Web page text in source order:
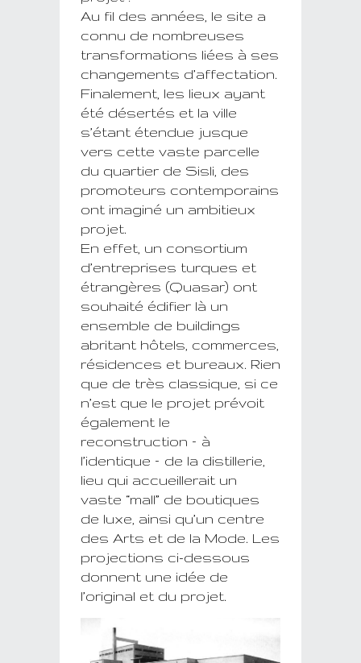
Au fil des années, le site a
connu de nombreuses
transformations liées à ses
changements d’affectation.
Finalement, les lieux ayant
été désertés et la ville
s’étant étendue jusque
vers cette vaste parcelle
du quartier de Sisli, des
promoteurs contemporains
ont imaginé un ambitieux
projet.
En effet, un consortium
d’entreprises turques et
étrangères (Quasar) ont
souhaité édifier là un
ensemble de buildings
abritant hôtels, commerces,
résidences et bureaux. Rien
que de très classique, si ce
n’est que le projet prévoit
également le
reconstruction – à
l’identique – de la distillerie,
lieu qui accueillerait un
vaste “mall” de boutiques
de luxe, ainsi qu’un centre
des Arts et de la Mode. Les
projections ci-dessous
donnent une idée de
l’original et du projet.